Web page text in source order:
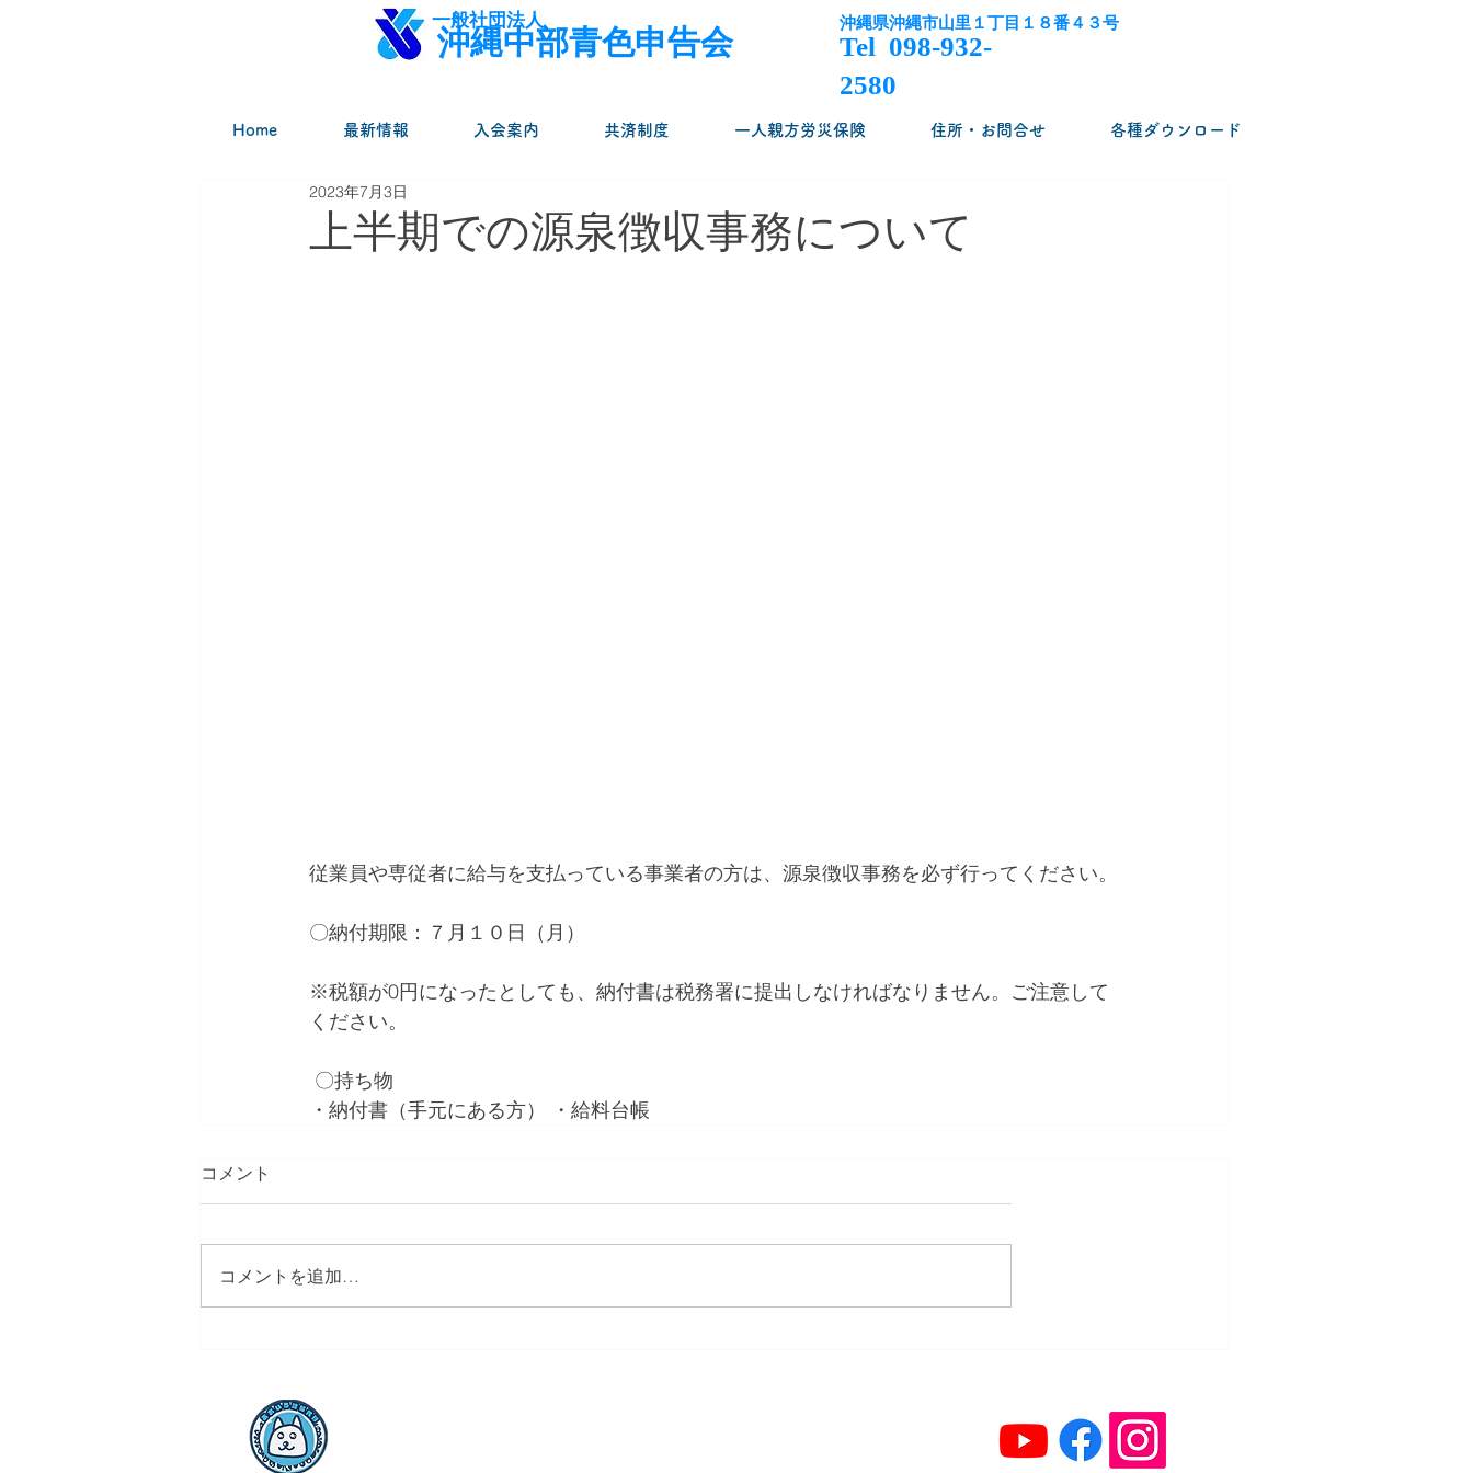
一般社団法人
​沖縄中部青色申告会
沖縄県沖縄市山里１丁目１８番４３号
Tel 098-932-
2580
Home 最新情報 入会案内 共済制度 一人親方労災保険 住所・お問合せ 各種ダウンロード
上半期での源泉徴収事務について
2023年7月3日
従業員や専従者に給与を支払っている事業者の方は、源泉徴収事務を必ず行ってください。
〇納付期限：７月１０日（月）
※税額が0円になったとしても、納付書は税務署に提出しなければなりません。ご注意して
ください。
〇持ち物
・納付書（手元にある方） ・給料台帳
コメント
コメントを追加…